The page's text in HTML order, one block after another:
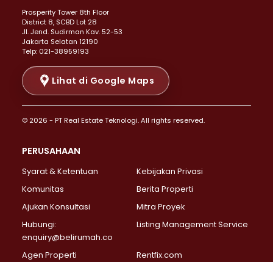
Properti Dijual di Menteng >
Properti Dijual di Senen >
Properti Dijual di Tanah Abang >
Properti Dijual di Cikini >
Properti Dijual di Kramat >
Properti Dijual di Pasar Baru >
Properti Dijual di Bendungan Hilir >
Properti Dijual di Jakarta Selatan >
Properti Dijual di Lebak Bulus >
Properti Dijual di Gandaria Selatan >
Properti Dijual di Pondok Labu >
Properti Dijual di Lenteng Agung >
Properti Dijual di Senayan >
Properti Dijual di Pondok Pinang >
Prosperity Tower 8th Floor
District 8, SCBD Lot 28
JI. Jend. Sudirman Kav. 52-53
Jakarta Selatan 12190
Telp: 021-38959193
Lihat di Google Maps
© 2026 - PT Real Estate Teknologi. All rights reserved.
PERUSAHAAN
Syarat & Ketentuan
Kebijakan Privasi
Komunitas
Berita Properti
Ajukan Konsultasi
Mitra Proyek
Hubungi:
enquiry@belirumah.co
Listing Management Service
Agen Properti Rentfix.com